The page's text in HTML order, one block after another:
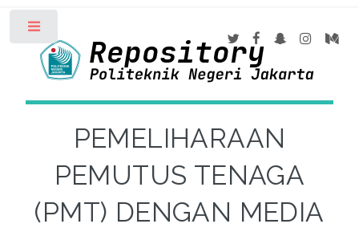
PEMELIHARAAN
PEMUTUS TENAGA
(PMT) DENGAN MEDIA